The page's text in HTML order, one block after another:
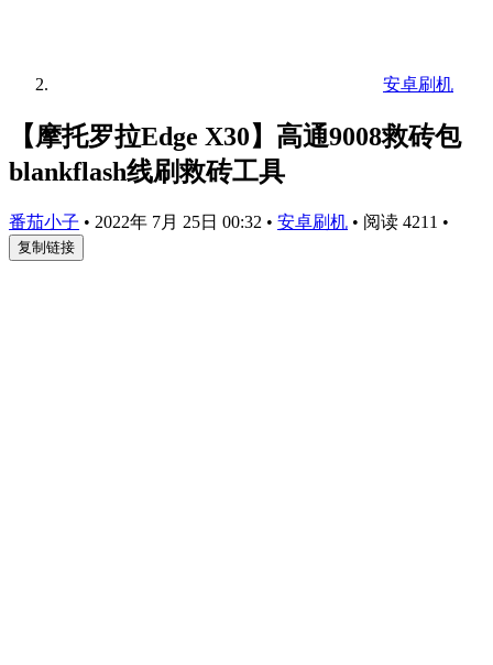
安卓刷机
【摩托罗拉Edge X30】高通9008救砖包
blankflash线刷救砖工具
番茄小子 • 2022年 7月 25日 00:32 • 安卓刷机 • 阅读 4211 •
复制链接